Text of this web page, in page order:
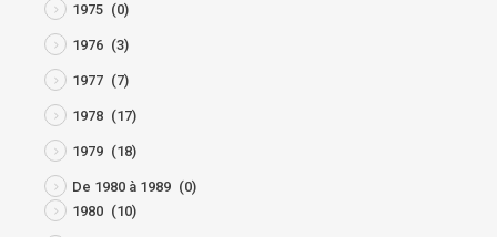
1975 (0)
1976 (3)
1977 (7)
1978 (17)
1979 (18)
De 1980 à 1989 (0)
1980 (10)